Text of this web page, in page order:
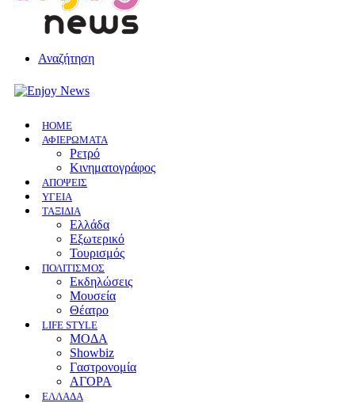
Αναζήτηση
HOME
ΑΦΙΕΡΩΜΑΤΑ
Ρετρό
Κινηματογράφος
ΑΠΟΨΕΙΣ
ΥΓΕΙΑ
ΤΑΞΙΔΙΑ
Ελλάδα
Εξωτερικό
Τουρισμός
ΠΟΛΙΤΙΣΜΟΣ
Eκδηλώσεις
Mουσεία
Θέατρο
LIFE STYLE
ΜΟΔΑ
Showbiz
Γαστρονομία
ΑΓΟΡΑ
ΕΛΛΆΔΑ